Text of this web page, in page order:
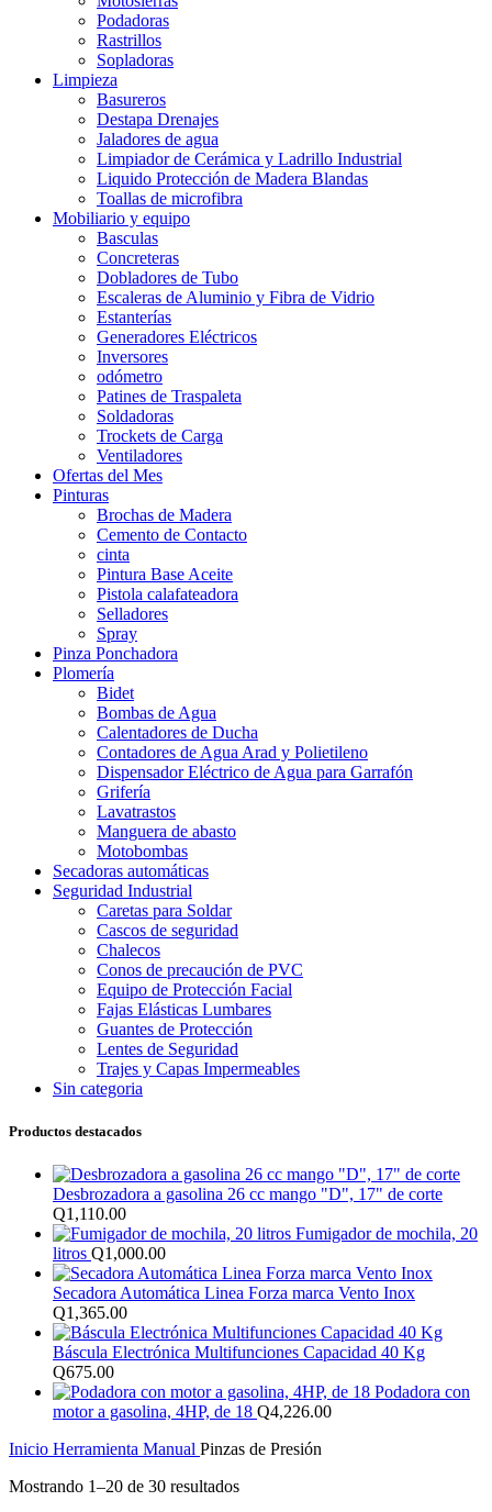
Podadoras
Rastrillos
Sopladoras
Limpieza
Basureros
Destapa Drenajes
Jaladores de agua
Limpiador de Cerámica y Ladrillo Industrial
Liquido Protección de Madera Blandas
Toallas de microfibra
Mobiliario y equipo
Basculas
Concreteras
Dobladores de Tubo
Escaleras de Aluminio y Fibra de Vidrio
Estanterías
Generadores Eléctricos
Inversores
odómetro
Patines de Traspaleta
Soldadoras
Trockets de Carga
Ventiladores
Ofertas del Mes
Pinturas
Brochas de Madera
Cemento de Contacto
cinta
Pintura Base Aceite
Pistola calafateadora
Selladores
Spray
Pinza Ponchadora
Plomería
Bidet
Bombas de Agua
Calentadores de Ducha
Contadores de Agua Arad y Polietileno
Dispensador Eléctrico de Agua para Garrafón
Grifería
Lavatrastos
Manguera de abasto
Motobombas
Secadoras automáticas
Seguridad Industrial
Caretas para Soldar
Cascos de seguridad
Chalecos
Conos de precaución de PVC
Equipo de Protección Facial
Fajas Elásticas Lumbares
Guantes de Protección
Lentes de Seguridad
Trajes y Capas Impermeables
Sin categoria
Productos destacados
Desbrozadora a gasolina 26 cc mango "D", 17" de corte
Q1,110.00
Fumigador de mochila, 20
litros Q1,000.00
Secadora Automática Linea Forza marca Vento Inox
Q1,365.00
Báscula Electrónica Multifunciones Capacidad 40 Kg
Q675.00
Podadora con
motor a gasolina, 4HP, de 18 Q4,226.00
Inicio Herramienta Manual Pinzas de Presión
Mostrando 1–20 de 30 resultados